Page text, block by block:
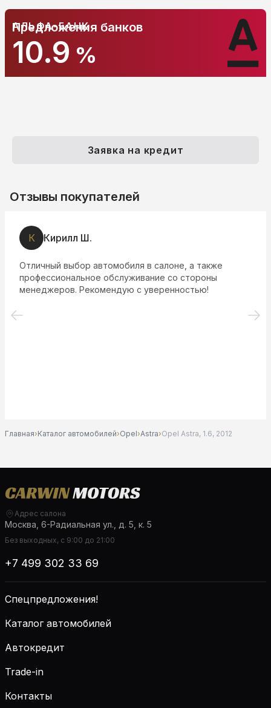
АЛЬФА-БАНК
10.9 %
Предложения банков
Заявка на кредит
Отзывы покупателей
К Кирилл Ш.
Отличный выбор автомобиля в салоне, а также
профессиональное обслуживание со стороны
менеджеров. Рекомендую с уверенностью!
Главная›Каталог автомобилей›Opel›Astra›Opel Astra, 1.6, 2012
Адрес салона
Москва, 6-Радиальная ул., д. 5, к. 5
Без выходных, с 9:00 до 21:00
+7 499 302 33 69
Спецпредложения!
Каталог автомобилей
Автокредит
Trade-in
Контакты